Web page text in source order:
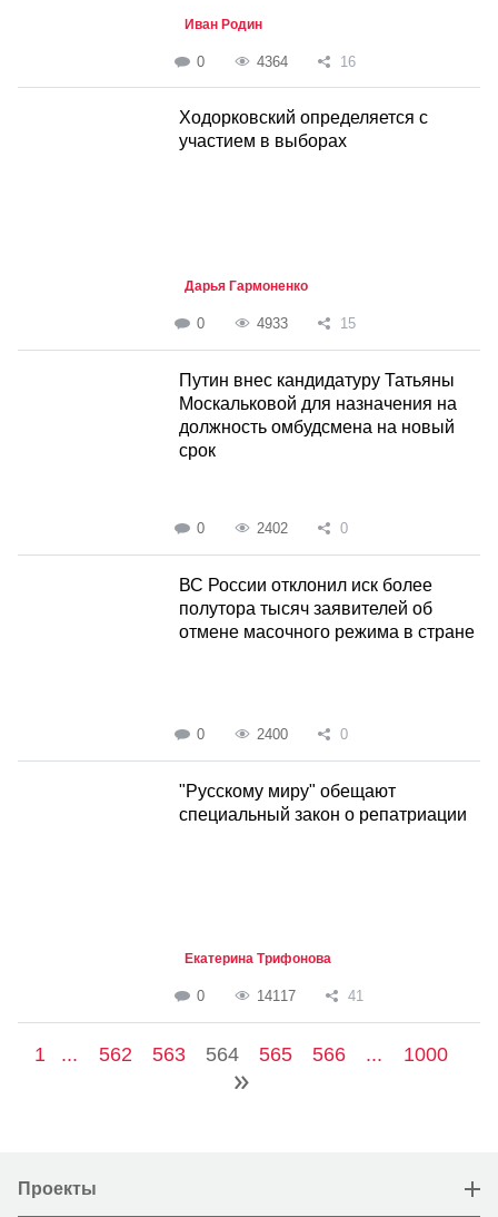
Иван Родин
0 4364 16
Ходорковский определяется с
участием в выборах
Дарья Гармоненко
0 4933 15
Путин внес кандидатуру Татьяны
Москальковой для назначения на
должность омбудсмена на новый
срок
0 2402 0
ВС России отклонил иск более
полутора тысяч заявителей об
отмене масочного режима в стране
0 2400 0
"Русскому миру" обещают
специальный закон о репатриации
Екатерина Трифонова
0 14117 41
1 ... 562 563 564 565 566 ... 1000
Проекты